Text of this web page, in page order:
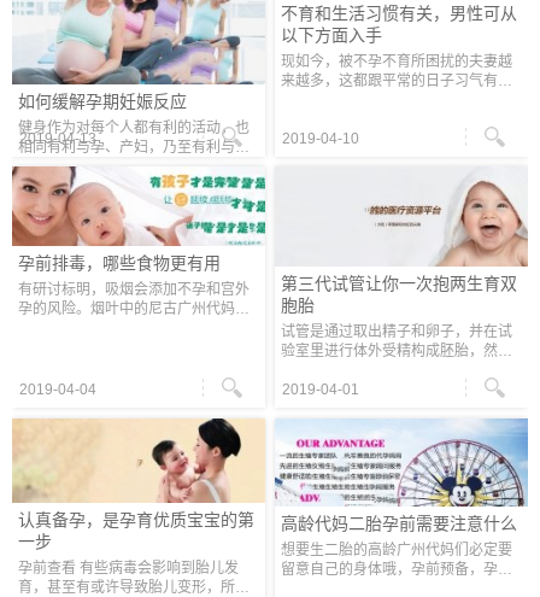
如何缓解孕期妊娠反应
健身作为对每个人都有利的活动，也
相同有利与孕、产妇，乃至有利与胎
儿的健康。孕期恰当、适量的体育运
动能减轻妊娠的不适，尤其是在妊娠
后期，代代妈的体重比怀孕前有很大
的
2019-04-13
不育和生活习惯有关，男性可从
以下方面入手
现如今，被不孕不育所困扰的夫妻越
来越多，这都跟平常的日子习气有着
下五点下手，找回生育力。 恰当瘦身
2019-04-10
孕前排毒，哪些食物更有用
有研讨标明，吸烟会添加不孕和宫外
孕的风险。烟叶中的尼古广州代妈多
下
2019-04-04
第三代试管让你一次抱两生育双
胞胎
试管是通过取出精子和卵子，并在试
验室里进行体外受精构成胚胎，然后
术之前，对囊胚进行取样筛查是否存
2019-04-01
认真备孕，是孕育优质宝宝的第
一步
孕前查看 有些病毒会影响到胎儿发
育，甚至有或许导致胎儿变形，所以
高龄代妈二胎孕前需要注意什么
想要生二胎的高龄广州代妈们必定要
留意自己的身体哦，孕前预备，孕前